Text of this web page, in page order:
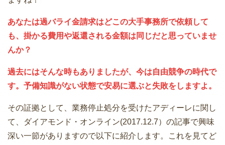
あなたは過バライ金請求はどこの大手事務所で依頼して
も、掛かる費用や返還される金額は同じだと思っていませ
んか？
過去にはそんな時もありましたが、今は自由競争の時代で
す。予備知識がない状態で安易に選ぶと失敗をしますよ。
その証拠として、業務停止処分を受けたアディーレに関し
て、ダイアモンド・オンライン(2017.12.7）の記事で興味
深い一節がありますので以下に紹介します。これを見てど